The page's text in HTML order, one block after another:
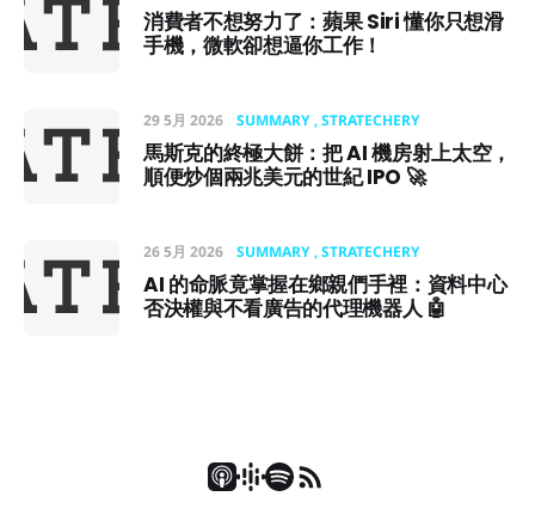
消費者不想努力了：蘋果 Siri 懂你只想滑
手機，微軟卻想逼你工作！
29 5月 2026 SUMMARY STRATECHERY
馬斯克的終極大餅：把 AI 機房射上太空，
順便炒個兩兆美元的世紀 IPO 🚀
26 5月 2026 SUMMARY STRATECHERY
AI 的命脈竟掌握在鄉親們手裡：資料中心
否決權與不看廣告的代理機器人 🤖